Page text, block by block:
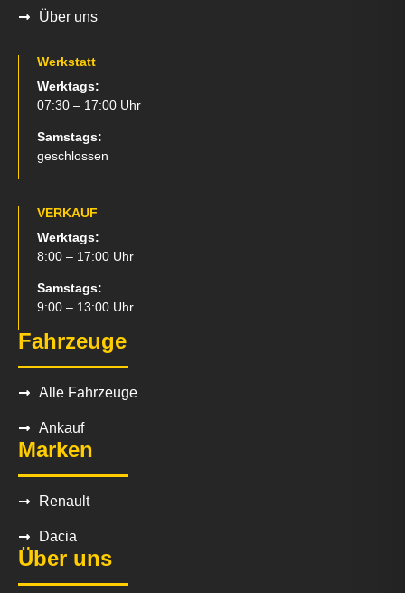
Über uns
Werkstatt
Werktags:
07:30 – 17:00 Uhr
Samstags:
geschlossen
VERKAUF
Werktags:
8:00 – 17:00 Uhr
Samstags:
9:00 – 13:00 Uhr
Fahrzeuge
Alle Fahrzeuge
Ankauf
Marken
Renault
Dacia
Über uns